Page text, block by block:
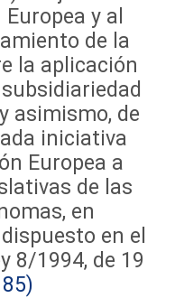
y al
de la
la aplicación
asimismo, de
iniciativa
Europea a
de las
en
en el
8/1994, de 19